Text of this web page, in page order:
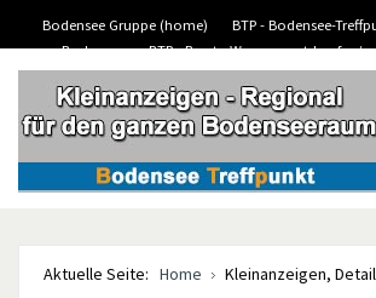
Bodensee Gruppe (home)
BTP - Bodensee-
Bodensee
BTP - Boote-Wassersport-kaufen/
BTP -
Aktuelle Seite: Home Kleinanzeigen,